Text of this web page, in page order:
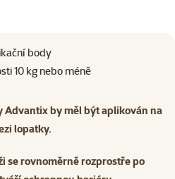
body
10 kg nebo méně
Advantix by měl být aplikován na
lopatky.
se rovnoměrně rozprostře po